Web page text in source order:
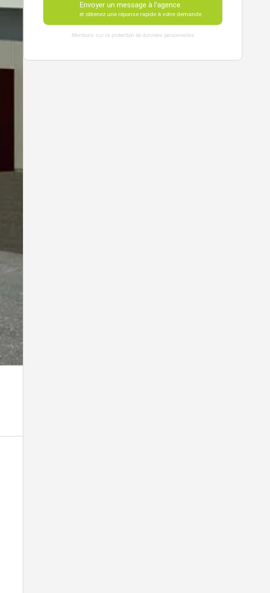
Envoyer un message à l'agence
et obtenez une réponse rapide à votre demande
Mentions sur la protection de données personnelles